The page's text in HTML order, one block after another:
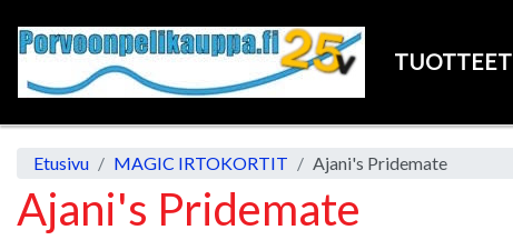
TUOTTEET
Etusivu MAGIC IRTOKORTIT Ajani's Pridemate
Ajani's Pridemate